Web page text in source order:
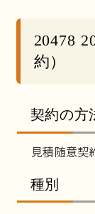
20478
約）
契約の方
見積随意契
種別